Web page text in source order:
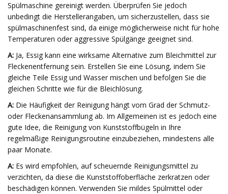
Spülmaschine gereinigt werden. Überprüfen Sie jedoch
unbedingt die Herstellerangaben, um sicherzustellen, dass sie
spülmaschinenfest sind, da einige möglicherweise nicht für hohe
Temperaturen oder aggressive Spülgänge geeignet sind.
A: Ja, Essig kann eine wirksame Alternative zum Bleichmittel zur
Fleckenentfernung sein. Erstellen Sie eine Lösung, indem Sie
gleiche Teile Essig und Wasser mischen und befolgen Sie die
gleichen Schritte wie für die Bleichlösung.
A: Die Häufigkeit der Reinigung hängt vom Grad der Schmutz-
oder Fleckenansammlung ab. Im Allgemeinen ist es jedoch eine
gute Idee, die Reinigung von Kunststoffbügeln in Ihre
regelmäßige Reinigungsroutine einzubeziehen, mindestens alle
paar Monate.
A: Es wird empfohlen, auf scheuernde Reinigungsmittel zu
verzichten, da diese die Kunststoffoberfläche zerkratzen oder
beschädigen können. Verwenden Sie mildes Spülmittel oder